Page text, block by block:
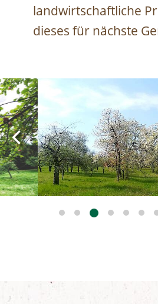
landwirtschaftliche
dieses für nächste
Image